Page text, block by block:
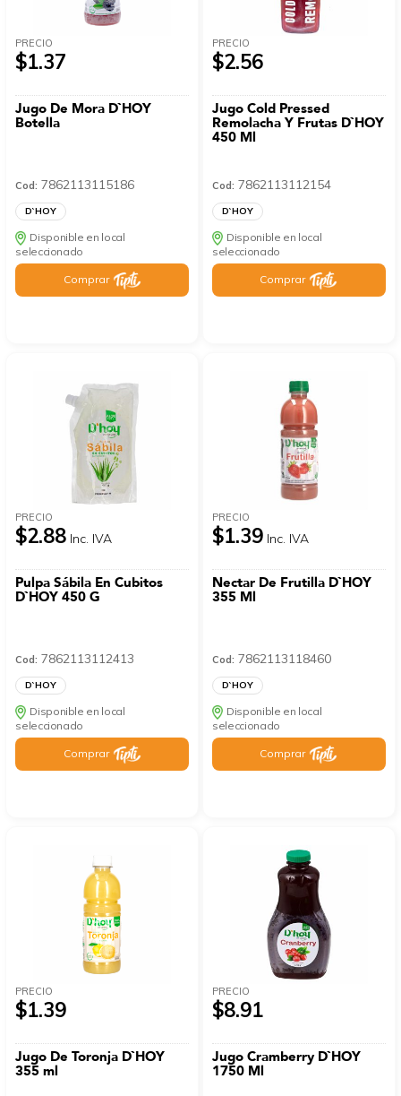
PRECIO
$1.37
Jugo De Mora D`HOY
Botella
Cod: 7862113115186
D`HOY
Disponible en local
seleccionado
Comprar
PRECIO
$2.56
Jugo Cold Pressed
Remolacha Y Frutas D`HOY
450 Ml
Cod: 7862113112154
D`HOY
Disponible en local
seleccionado
Comprar
PRECIO
$2.88 Inc. IVA
Pulpa Sábila En Cubitos
D`HOY 450 G
Cod: 7862113112413
D`HOY
Disponible en local
seleccionado
Comprar
PRECIO
$1.39 Inc. IVA
Nectar De Frutilla D`HOY
355 Ml
Cod: 7862113118460
D`HOY
Disponible en local
seleccionado
Comprar
PRECIO
$1.39
Jugo De Toronja D`HOY
355 ml
PRECIO
$8.91
Jugo Cramberry D`HOY
1750 Ml